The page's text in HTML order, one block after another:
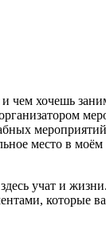
чем хочешь
место в
учат и
которые